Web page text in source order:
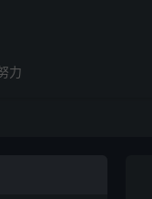
力